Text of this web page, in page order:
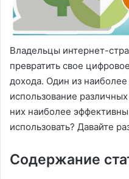
Владельцы интернет-
превратить свое
дохода. Один из
использование
них наиболее
использовать? Давайте
Содержание